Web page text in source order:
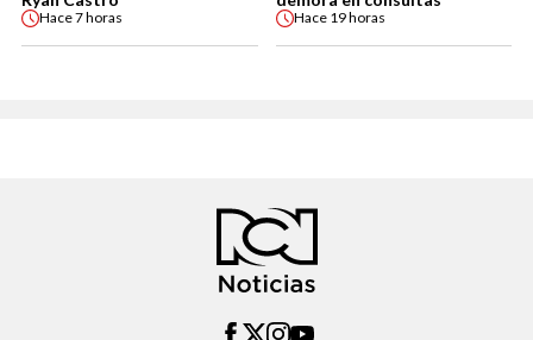
Hace7 horas Hace 19 horas